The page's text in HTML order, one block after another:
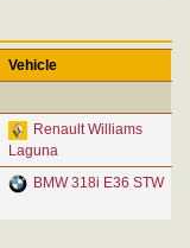
Vehicle
Renault Williams
Laguna
BMW 318i E36 STW